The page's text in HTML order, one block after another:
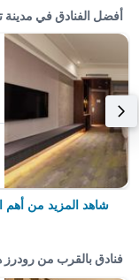
أفضل الفنادق في مدينة
شاهد المزيد من أهم
فنادق بالقرب من